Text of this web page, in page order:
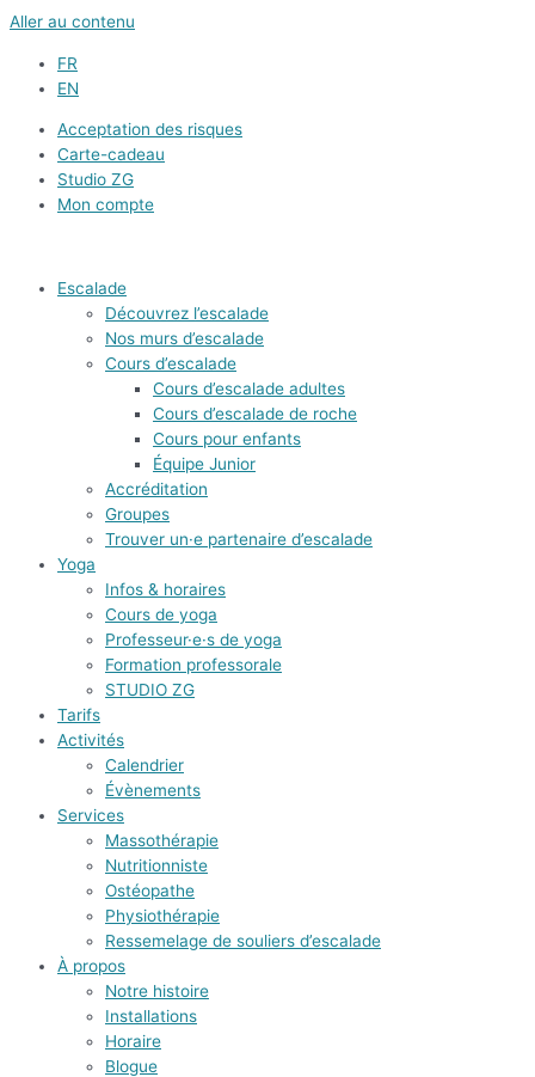
Aller au contenu
FR
EN
Acceptation des risques
Carte-cadeau
Studio ZG
Mon compte
Escalade
Découvrez l’escalade
Nos murs d’escalade
Cours d’escalade
Cours d’escalade adultes
Cours d’escalade de roche
Cours pour enfants
Équipe Junior
Accréditation
Groupes
Trouver un·e partenaire d’escalade
Yoga
Infos & horaires
Cours de yoga
Professeur·e·s de yoga
Formation professorale
STUDIO ZG
Tarifs
Activités
Calendrier
Évènements
Services
Massothérapie
Nutritionniste
Ostéopathe
Physiothérapie
Ressemelage de souliers d’escalade
À propos
Notre histoire
Installations
Horaire
Blogue